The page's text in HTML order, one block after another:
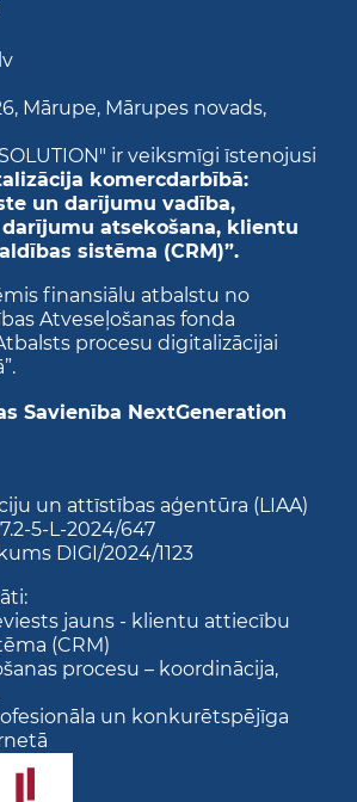
Mārupe, Mārupes novads,
ir veiksmīgi īstenojusi
komercdarbībā:
un darījumu vadība,
atsekošana, klientu
sistēma (CRM)”.
finansiālu atbalstu no
Atveseļošanas fonda
procesu digitalizācijai
Savienība NextGeneration
un attīstības aģentūra (LIAA)
5-L-2024/647
DIGI/2024/1123
jauns - klientu attiecību
(CRM)
procesu – koordinācija,
un konkurētspējīga